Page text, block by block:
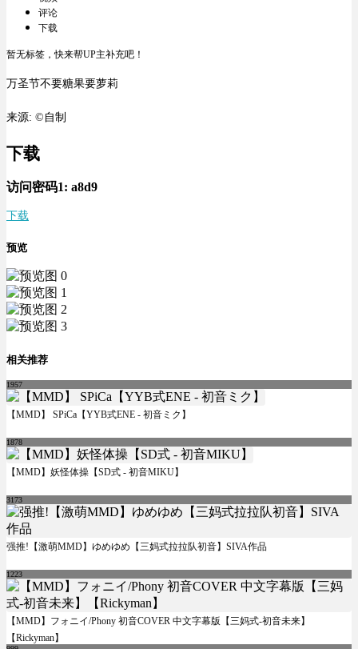
评论
下载
暂无标签，快来帮UP主补充吧！
万圣节不要糖果要萝莉
来源: ©自制
下载
访问密码1: a8d9
下载
预览
相关推荐
1957
【MMD】 SPiCa【YYB式ENE - 初音ミク】
1878
【MMD】妖怪体操【SD式 - 初音MIKU】
3173
强推!【激萌MMD】ゆめゆめ【三妈式拉拉队初音】SIVA作品
1223
【MMD】フォニイ/Phony 初音COVER 中文字幕版【三妈式-初音未来】
【Rickyman】